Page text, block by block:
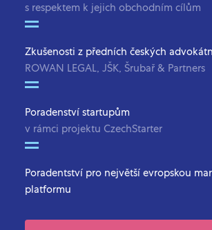
s respektem k jejich obchodním cílům
Zkušenosti z předních českých
ROWAN LEGAL, JŠK, Šrubař & Partners
Poradenství startupům
v rámci projektu CzechStarter
Poradentství pro největší evropskou
platformu